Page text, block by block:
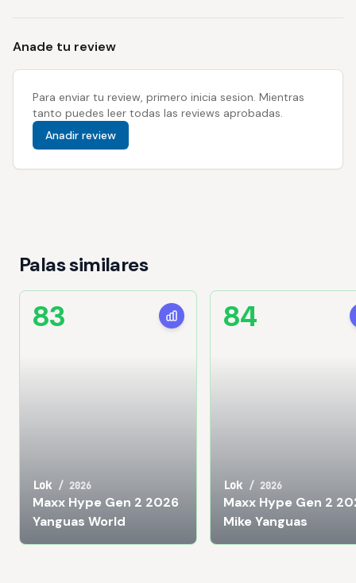
Anade tu review
Para enviar tu review, primero inicia sesion. Mientras
tanto puedes leer todas las reviews aprobadas.
Anadir review
Palas similares
Lok / 2026
Maxx Hype Gen 2 2026
Yanguas World
83
Lok / 2026
Maxx Hype Gen 2
Mike Yanguas
84